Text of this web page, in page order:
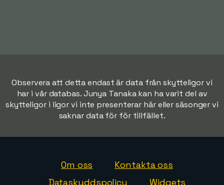
Observera att detta endast är data från skytteligor vi
har i vår databas. Junya Tanaka kan ha varit del av
skytteligor i ligor vi inte presenterar här eller säsonger vi
saknar data för för tillfället.
Om oss
Kontakta oss
Dataskyddspolicy
Widgets